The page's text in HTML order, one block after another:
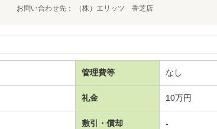
お問い合わせ先 （株）エリッツ 香芝店
管理費等 なし
礼金 10万円
敷引・償却 -